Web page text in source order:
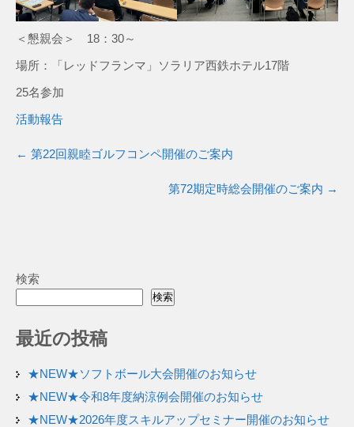
＜懇親会＞ 18：30～
場所：「レッドフランマ」ソラリア西鉄ホテル17階
25名参加
活動報告
← 第22回親睦ゴルフコンペ開催のご案内
第72期定時総会開催のご案内 →
検索
検索
最近の投稿
★NEW★ソフトボール大会開催のお知らせ
★NEW★令和8年度納涼例会開催のお知らせ
★NEW★2026年度スキルアップセミナー開催のお知らせ